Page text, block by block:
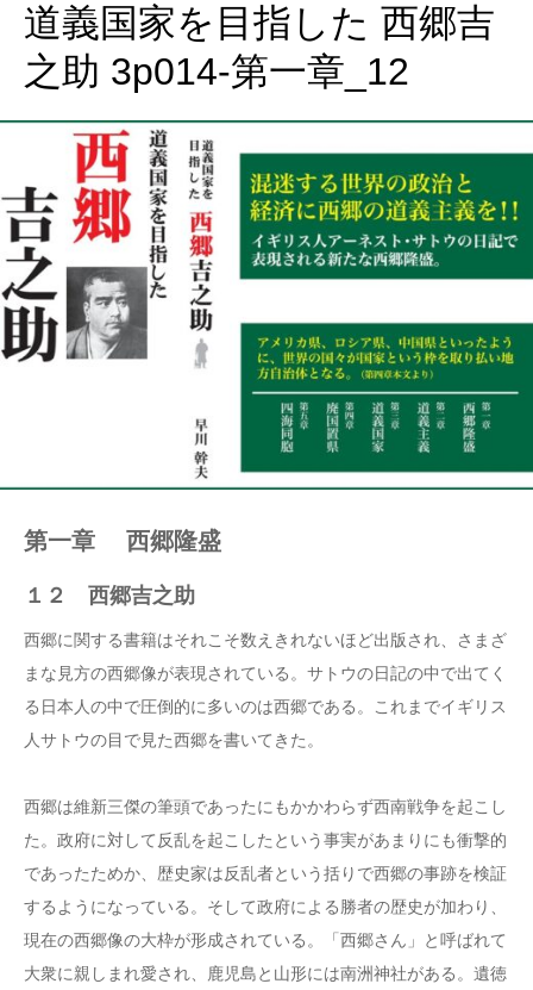
道義国家を目指した 西郷吉
之助 3p014-第一章_12
第一章 西郷隆盛
１２ 西郷吉之助
西郷に関する書籍はそれこそ数えきれないほど出版され、さまざ
まな見方の西郷像が表現されている。サトウの日記の中で出てく
る日本人の中で圧倒的に多いのは西郷である。これまでイギリス
人サトウの目で見た西郷を書いてきた。
西郷は維新三傑の筆頭であったにもかかわらず西南戦争を起こし
た。政府に対して反乱を起こしたという事実があまりにも衝撃的
であったためか、歴史家は反乱者という括りで西郷の事跡を検証
するようになっている。そして政府による勝者の歴史が加わり、
現在の西郷像の大枠が形成されている。「西郷さん」と呼ばれて
大衆に親しまれ愛され、鹿児島と山形には南洲神社がある。遺徳